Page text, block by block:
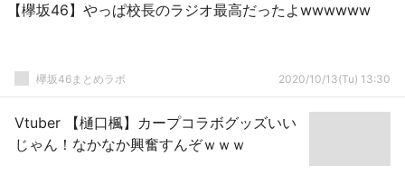
【欅坂46】やっぱ校長のラジオ最高だったよwwwwww
欅坂46まとめラボ 2020/10/13(Tu) 13:30
Vtuber 【樋口楓】カープコラボグッズいい
じゃん！なかなか興奮すんぞｗｗｗ